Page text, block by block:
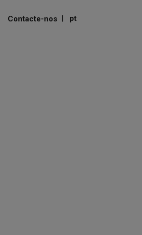
Contacte-nos | pt